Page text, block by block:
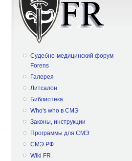
Судебно-медицинский форум
Forens
Галерея
Литсалон
Библиотека
Who's who в СМЭ
Законы, инструкции
Программы для СМЭ
СМЭ РФ
Wiki FR